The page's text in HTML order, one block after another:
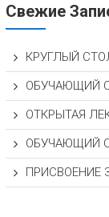
Свежие
КРУГЛЫЙ
ОБУЧАЮЩИЙ
ОТКРЫТАЯ
ОБУЧАЮЩИЙ
ПРИСВОЕНИЕ